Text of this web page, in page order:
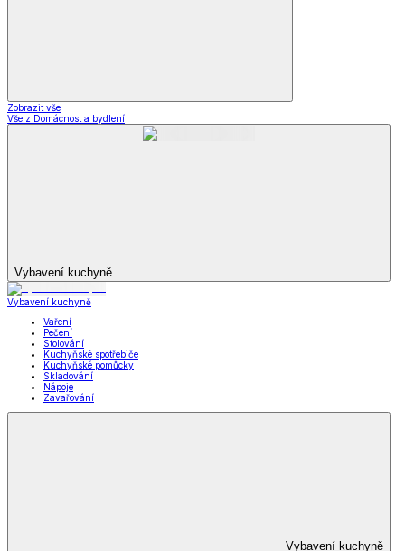
Zobrazit vše
Vše z Domácnost a bydlení
Vybavení kuchyně
Vybavení kuchyně
Vaření
Pečení
Stolování
Kuchyňské spotřebiče
Kuchyňské pomůcky
Skladování
Nápoje
Zavařování
Vybavení kuchyně